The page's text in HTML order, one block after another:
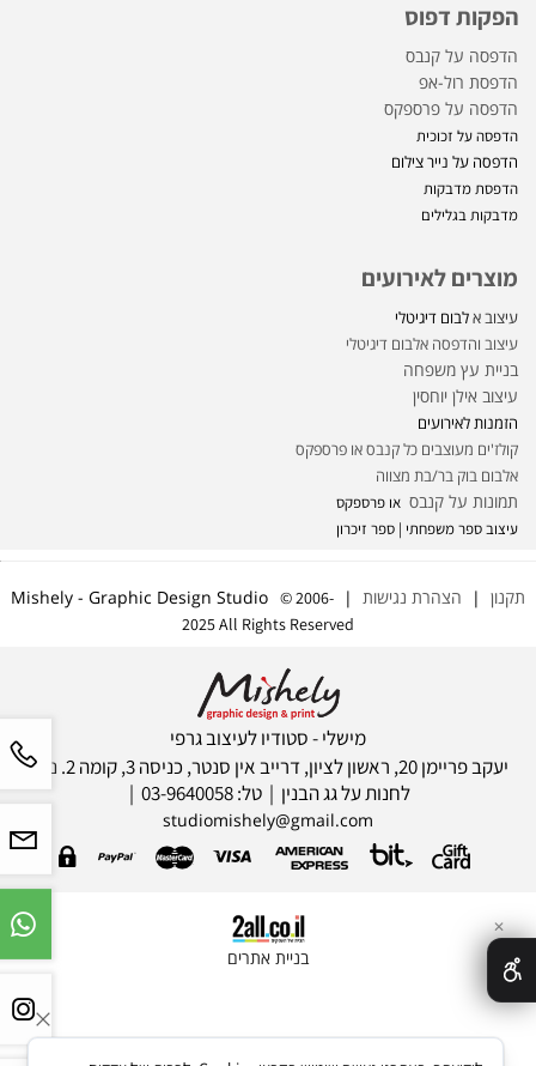
הפקות דפוס
הדפסה על קנבס
הדפסת רול-אפ
הדפסה על פרספקס
הדפסה על זכוכית
הדפסה על נייר צילום
הדפסת מדבקות
מדבקות בגלילים
מוצרים לאירועים
עיצוב אלבום דיגיטלי
עיצוב והדפסה אלבום דיגיטלי
בניית עץ משפחה
עיצוב אילן יוחסין
הזמנות לאירועים
קולז'ים מעוצבים כל קנבס או פרספקס
אלבום בוק בר/בת מצווה
תמונות על קנבס או פרספקס
עיצוב ספר משפחתי | ספר זיכרון
תקנון | הצהרת נגישות| Mishely - Graphic Design Studio
© 2006-
2025 All Rights Reserved
מישלי - סטודיו לעיצוב גרפי
יעקב פריימן 20, ראשון לציון, דרייב אין סנטר, כניסה 3, קומה 2. ניתן
לחנות על גג הבנין | טל: 03-9640058 |
studiomishely@gmail.com
בניית אתרים
✕